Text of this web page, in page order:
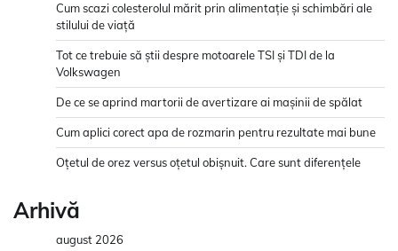
Cum scazi colesterolul mărit prin alimentație și schimbări ale
stilului de viață
Tot ce trebuie să știi despre motoarele TSI și TDI de la
Volkswagen
De ce se aprind martorii de avertizare ai mașinii de spălat
Cum aplici corect apa de rozmarin pentru rezultate mai bune
Oțetul de orez versus oțetul obișnuit. Care sunt diferențele
Arhivă
august 2026